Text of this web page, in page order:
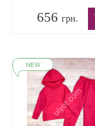
656 грн.